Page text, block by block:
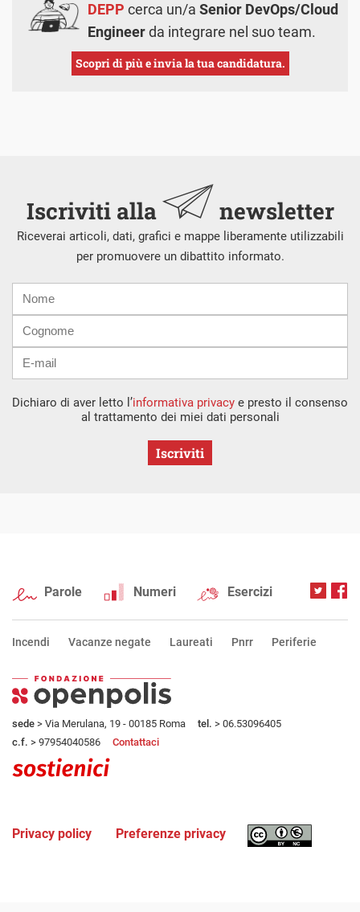
DEPP cerca un/a Senior DevOps/Cloud
Engineerda integrare nel suo team.
Scopri di più e invia la tua candidatura.
Iscriviti alla newsletter
Riceverai articoli, dati, grafici e mappe liberamente utilizzabili
per promuovere un dibattito informato.
mail
Dichiaro di aver letto l’informativa privacy e presto il consenso
al trattamento dei miei dati personali
Iscriviti
Parole Numeri Esercizi
Incendi Vacanze negate Laureati Pnrr Periferie
sede > Via Merulana, 19 - 00185 Roma tel. > 06.53096405
c.f. > 97954040586 Contattaci
Privacy policy Preferenze privacy